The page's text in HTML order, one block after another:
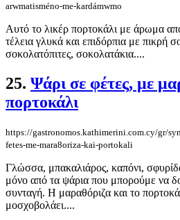
arwmatisméno-me-kardámwmo
Αυτό το λικέρ πορτοκάλι με άρωμα
τέλεια γλυκά και επιδόρπια με πικρή
σοκολατόπιτες, σοκολατάκια....
25. Ψάρι σε φέτες, με
πορτοκάλι
https://gastronomos.kathimerini.com.cy/gr/
fetes-me-mara8oriza-kai-portokali
Γλώσσα, μπακαλιάρος, καπόνι,
μόνο από τα ψάρια που μπορούμε να
συνταγή. Η μαραθόριζα και το
μοσχοβολάει....